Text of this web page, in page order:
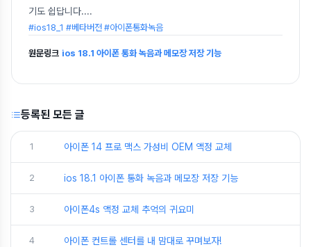
기도 쉽답니다....
#ios18_1 #베타버전 #아이폰통화녹음
원문링크 ios 18.1 아이폰 통화 녹음과 메모장 저장 기능
등록된 모든 글
1 아이폰 14 프로 맥스 가성비 OEM 액정 교체
2 ios 18.1 아이폰 통화 녹음과 메모장 저장 기능
3 아이폰4s 액정 교체 추억의 귀요미
4 아이폰 컨트롤 센터를 내 맘대로 꾸며보자!